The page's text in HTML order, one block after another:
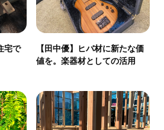
宅で
【田中優】ヒバ材に新たな価
値を。楽器材としての活用